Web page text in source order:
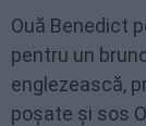
Ouă Benedict
pentru un
englezească,
poșate și sos